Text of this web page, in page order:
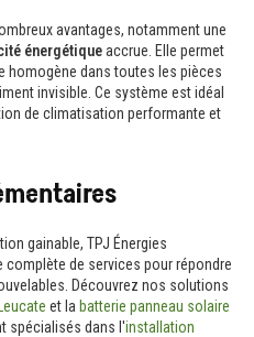
avantages, notamment une
énergétiqueaccrue. Elle permet
homogène dans toutes les pièces
invisible. Ce système est idéal
de climatisation performante et
gainable, TPJ Énergies
complète de services pour répondre
Découvrez nos solutions
et la batterie panneau solaire
spécialisés dans l'installation